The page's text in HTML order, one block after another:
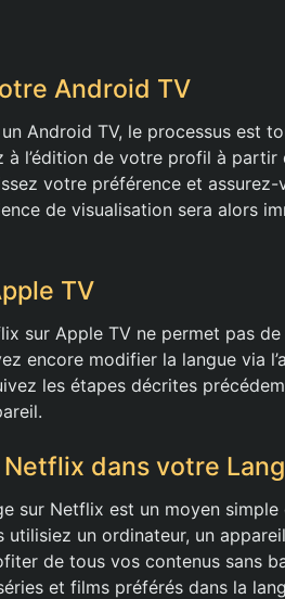
Android TV
Android TV, le processus est
l’édition de votre profil à partir
votre préférence et
de visualisation sera alors
TV
sur Apple TV ne permet pas
encore modifier la langue via
les étapes décrites
dans votre
sur Netflix est un moyen simple
un ordinateur, un
de tous vos contenus sans
et films préférés dans la